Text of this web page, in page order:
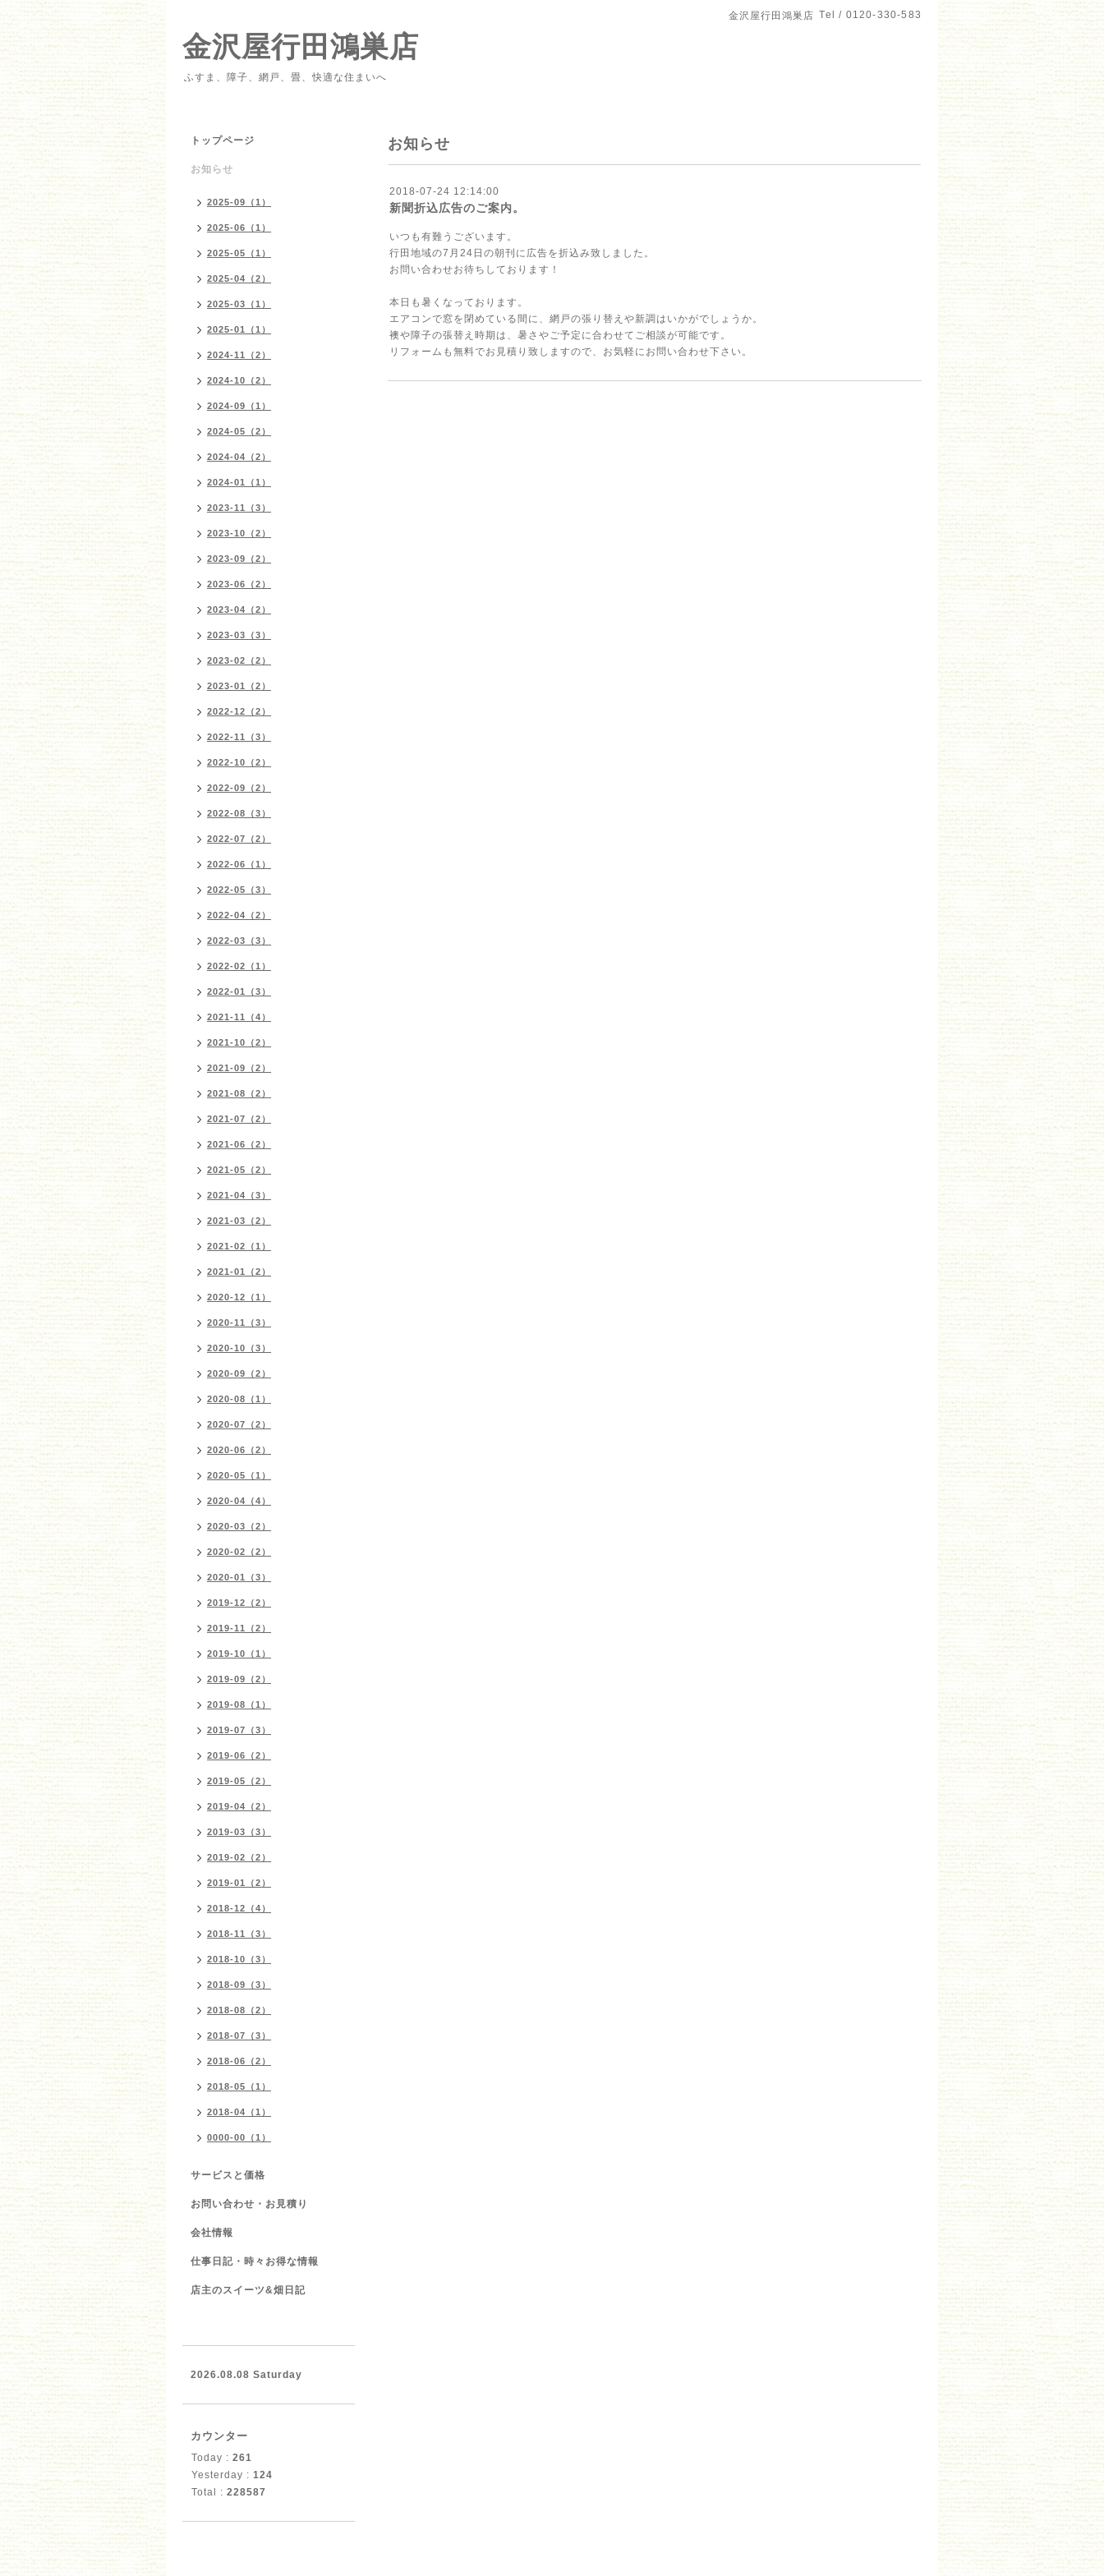
金沢屋行田鴻巣店 Tel / 0120-330-583
金沢屋行田鴻巣店
ふすま、障子、網戸、畳、快適な住まいへ
お知らせ
2018-07-24 12:14:00
新聞折込広告のご案内。
いつも有難うございます。
行田地域の7月24日の朝刊に広告を折込み致しました。
お問い合わせお待ちしております！
本日も暑くなっております。
エアコンで窓を閉めている間に、網戸の張り替えや新調はいかがでしょうか。
襖や障子の張替え時期は、暑さやご予定に合わせてご相談が可能です。
リフォームも無料でお見積り致しますので、お気軽にお問い合わせ下さい。
トップページ
お知らせ
2025-09（1）
2025-06（1）
2025-05（1）
2025-04（2）
2025-03（1）
2025-01（1）
2024-11（2）
2024-10（2）
2024-09（1）
2024-05（2）
2024-04（2）
2024-01（1）
2023-11（3）
2023-10（2）
2023-09（2）
2023-06（2）
2023-04（2）
2023-03（3）
2023-02（2）
2023-01（2）
2022-12（2）
2022-11（3）
2022-10（2）
2022-09（2）
2022-08（3）
2022-07（2）
2022-06（1）
2022-05（3）
2022-04（2）
2022-03（3）
2022-02（1）
2022-01（3）
2021-11（4）
2021-10（2）
2021-09（2）
2021-08（2）
2021-07（2）
2021-06（2）
2021-05（2）
2021-04（3）
2021-03（2）
2021-02（1）
2021-01（2）
2020-12（1）
2020-11（3）
2020-10（3）
2020-09（2）
2020-08（1）
2020-07（2）
2020-06（2）
2020-05（1）
2020-04（4）
2020-03（2）
2020-02（2）
2020-01（3）
2019-12（2）
2019-11（2）
2019-10（1）
2019-09（2）
2019-08（1）
2019-07（3）
2019-06（2）
2019-05（2）
2019-04（2）
2019-03（3）
2019-02（2）
2019-01（2）
2018-12（4）
2018-11（3）
2018-10（3）
2018-09（3）
2018-08（2）
2018-07（3）
2018-06（2）
2018-05（1）
2018-04（1）
0000-00（1）
サービスと価格
お問い合わせ・お見積り
会社情報
仕事日記・時々お得な情報
店主のスイーツ&畑日記
2026.08.08 Saturday
カウンター
Today : 261
Yesterday : 124
Total : 228587